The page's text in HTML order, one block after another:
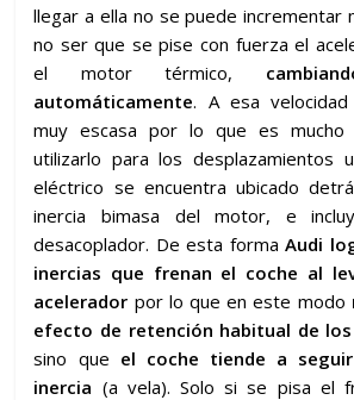
llegar a ella no se puede incrementar
no ser que se pise con fuerza el
el motor térmico,
automáticamente. A esa
muy escasa por lo que es mucho
utilizarlo para los desplazamientos
eléctrico se encuentra ubicado
inercia bimasa del motor, e
desacoplador. De esta formaAudi
inercias que frenan el coche al
acelerador por lo que en este modo
efecto de retención habitual de
sino que el coche tiende a
inercia (a vela). Solo si se pisa el